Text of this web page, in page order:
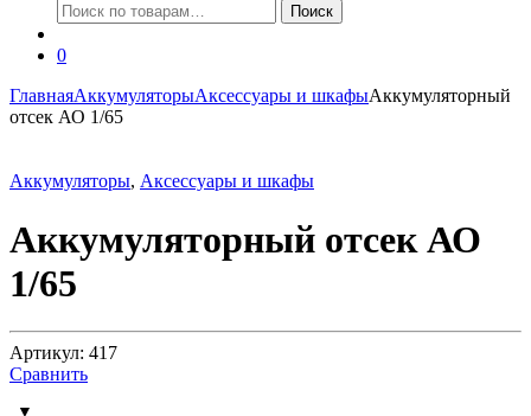
Искать: Поиск
0
ГлавнаяАккумуляторыАксессуары и шкафыАккумуляторный
отсек АО 1/65
Аккумуляторы, Аксессуары и шкафы
Аккумуляторный отсек АО
1/65
Артикул: 417
Сравнить